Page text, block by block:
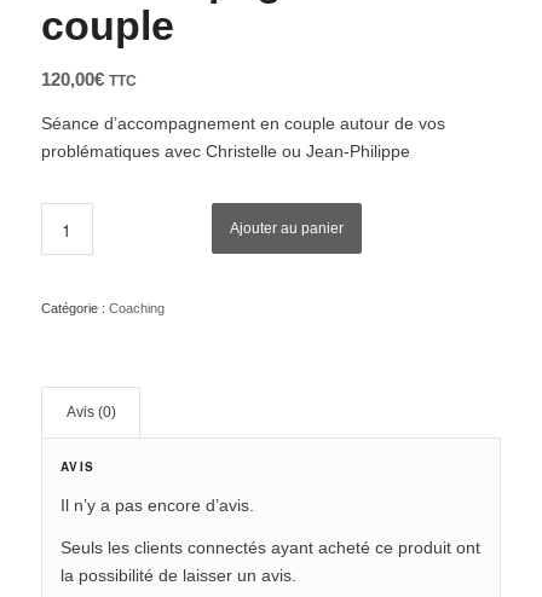
couple
120,00€ TTC
Séance d’accompagnement en couple autour de vos
problématiques avec Christelle ou Jean-Philippe
Ajouter au panier
Catégorie : Coaching
Avis (0)
AVIS
Il n’y a pas encore d’avis.
Seuls les clients connectés ayant acheté ce produit ont
la possibilité de laisser un avis.